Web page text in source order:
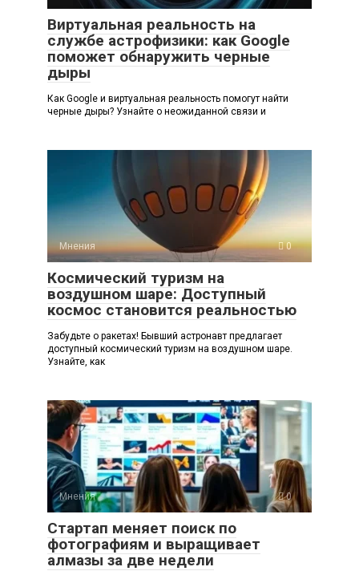
Виртуальная реальность на
службе астрофизики: как Google
поможет обнаружить черные
дыры
Как Google и виртуальная реальность помогут найти
черные дыры? Узнайте о неожиданной связи и
Мнения 0
Космический туризм на
воздушном шаре: Доступный
космос становится реальностью
Забудьте о ракетах! Бывший астронавт предлагает
доступный космический туризм на воздушном шаре.
Узнайте, как
Мнения 0
Стартап меняет поиск по
фотографиям и выращивает
алмазы за две недели